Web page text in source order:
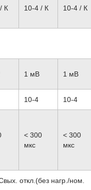
/ К 10-4 / К 10-4 / К
1 мВ 1 мВ
10-4 10-4
< 300
мкс
< 300
мкс
откл.(без нагр./ном.